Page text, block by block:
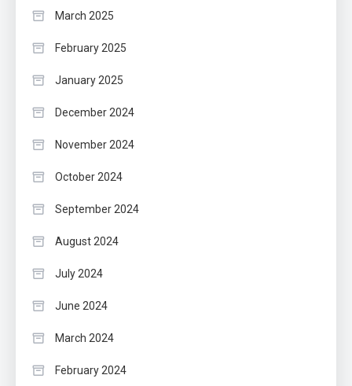
March 2025
February 2025
January 2025
December 2024
November 2024
October 2024
September 2024
August 2024
July 2024
June 2024
March 2024
February 2024